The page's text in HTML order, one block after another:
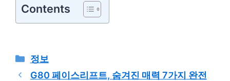
Contents
카
테
정보
G80 페이스리프트, 숨겨진 매력 7가지 완전